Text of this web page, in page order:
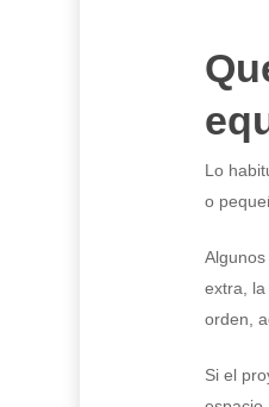
Lo
o
extra,
orden,
Si el